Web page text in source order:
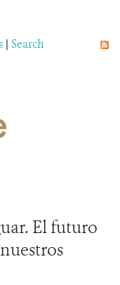
| Search
El futuro